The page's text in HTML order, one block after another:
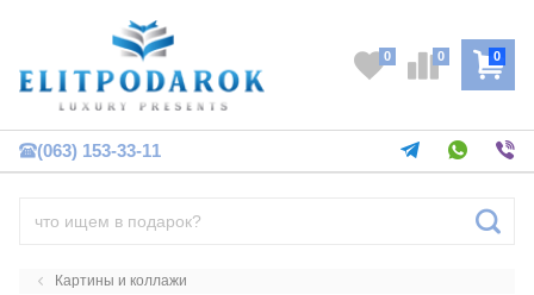
0
0 0
(063) 153-33-11
Картины и коллажи